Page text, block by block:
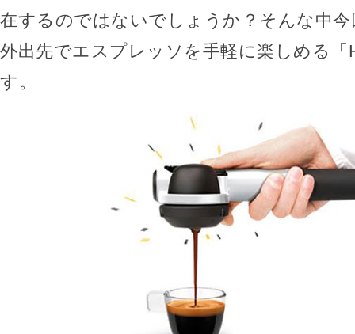
在するのではないでしょうか？そんな中
外出先でエスプレッソを手軽に楽しめる「
す。